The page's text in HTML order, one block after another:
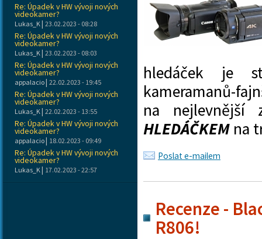
hledáček je
kameramanů-
na
HLEDÁČKEM na
Poslat e-mailem
Recenze -
R806!
Re: Úpadek v HW vývoji nových
videokamer?
Lukas_K | 23.02.2023 - 08:28
Re: Úpadek v HW vývoji nových
videokamer?
Lukas_K | 23.02.2023 - 08:03
Re: Úpadek v HW vývoji nových
videokamer?
appalacio| 22.02.2023 - 19:45
Re: Úpadek v HW vývoji nových
videokamer?
Lukas_K | 22.02.2023 - 13:55
Re: Úpadek v HW vývoji nových
videokamer?
appalacio| 18.02.2023 - 09:49
Re: Úpadek v HW vývoji nových
videokamer?
Lukas_K | 17.02.2023 - 22:57